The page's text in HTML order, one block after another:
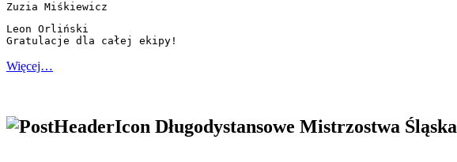
Zuzia Miśkiewicz
Leon Orliński
Gratulacje dla całej ekipy!
Więcej…
Długodystansowe Mistrzostwa Śląska